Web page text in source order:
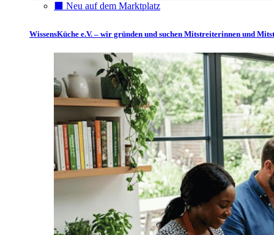
⬛️ Neu auf dem Marktplatz
WissensKüche e.V. – wir gründen und suchen Mitstreiterinnen und